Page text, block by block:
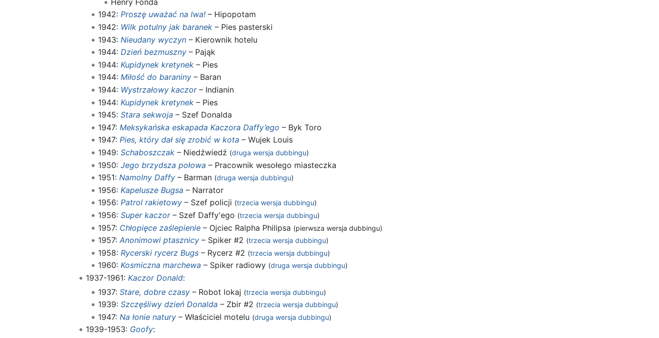
1942:Proszę uważać na lwa! – Hipopotam
1942: Wilk potulny jak baranek – Pies pasterski
1943: Nieudany wyczyn – Kierownik hotelu
1944:Dzień bezmuszny – Pająk
1944: Kupidynek kretynek – Pies
1944:Miłość do baraniny – Baran
1944: Wystrzałowy kaczor– Indianin
1944: Kupidynek kretynek – Pies
1945:Stara sekwoja – Szef Donalda
1947: Meksykańska eskapada Kaczora Daffy’ego – Byk Toro
1947:Pies, który dał się zrobić w kota – Wujek Louis
1949:Schaboszczak – Niedźwiedź (druga wersja dubbingu)
1950:Jego brzydsza połowa – Pracownik wesołego miasteczka
1951:Namolny Daffy – Barman (druga wersja dubbingu)
1956: Kapelusze Bugsa – Narrator
1956:Patrol rakietowy – Szef policji (trzecia wersja dubbingu)
1956:Super kaczor– Szef Daffy'ego (trzecia wersja dubbingu)
1957: Chłopięce zaślepienie – Ojciec Ralpha Philipsa (pierwsza wersja dubbingu)
1957:Anonimowi ptasznicy – Spiker #2 (trzecia wersja dubbingu)
1958: Rycerski rycerz Bugs – Rycerz #2 (trzecia wersja dubbingu)
1960:Kosmiczna marchewa – Spiker radiowy (druga wersja dubbingu)
1937-1961: Kaczor Donald:
1937:Stare, dobre czasy – Robot lokaj (trzecia wersja dubbingu)
1939:Szczęśliwy dzień Donalda – Zbir #2 (trzecia wersja dubbingu)
1947: Na łonie natury – Właściciel motelu (druga wersja dubbingu)
1939-1953: Goofy: